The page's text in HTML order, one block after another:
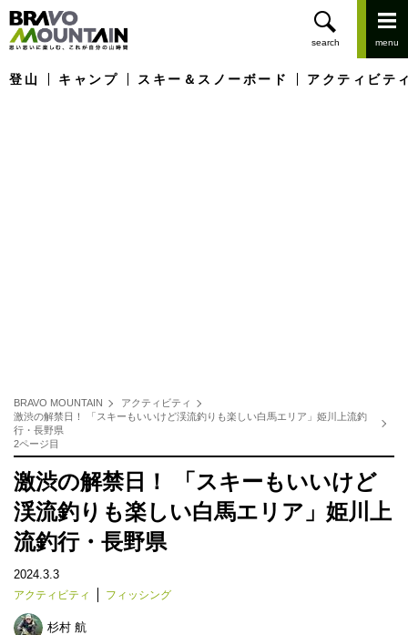
登山 キャンプ スキー＆スノーボード アクティビテ
BRAVO MOUNTAIN
アクティビティ
激渋の解禁日！ 「スキーもいいけど渓流釣りも楽しい白馬エリア」姫川上流釣
行・長野県
2ページ目
激渋の解禁日！ 「スキーもいいけど
渓流釣りも楽しい白馬エリア」姫川上
流釣行・長野県
2024.3.3
アクティビティ フィッシング
杉村 航